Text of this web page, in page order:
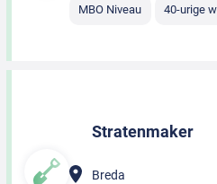
MBO Niveau 40-urige
Stratenmaker
Breda